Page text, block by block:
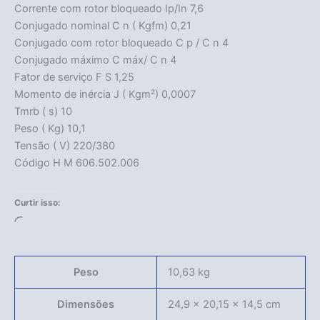
Corrente com rotor bloqueado Ip/In 7,6
Conjugado nominal C n ( Kgfm) 0,21
Conjugado com rotor bloqueado C p / C n 4
Conjugado máximo C máx/ C n 4
Fator de serviço F S 1,25
Momento de inércia J ( Kgm²) 0,0007
Tmrb ( s) 10
Peso ( Kg) 10,1
Tensão ( V) 220/380
Código H M 606.502.006
Curtir isso:
Peso 10,63 kg
Dimensões 24,9 × 20,15 × 14,5 cm